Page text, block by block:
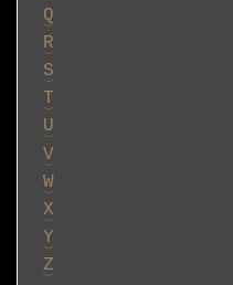
Q
R
S
T
U
V
W
X
Y
Z